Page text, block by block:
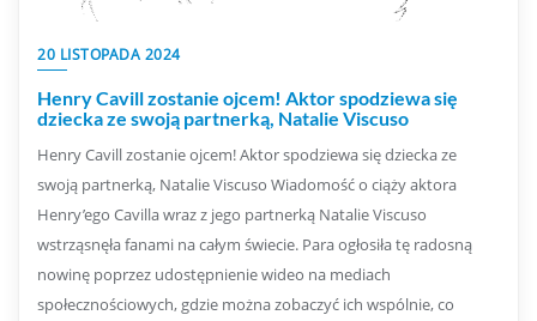
20 LISTOPADA 2024
Henry Cavill zostanie ojcem! Aktor spodziewa się
dziecka ze swoją partnerką, Natalie Viscuso
Henry Cavill zostanie ojcem! Aktor spodziewa się dziecka ze
swoją partnerką, Natalie Viscuso Wiadomość o ciąży aktora
Henry’ego Cavilla wraz z jego partnerką Natalie Viscuso
wstrząsnęła fanami na całym świecie. Para ogłosiła tę radosną
nowinę poprzez udostępnienie wideo na mediach
społecznościowych, gdzie można zobaczyć ich wspólnie, co